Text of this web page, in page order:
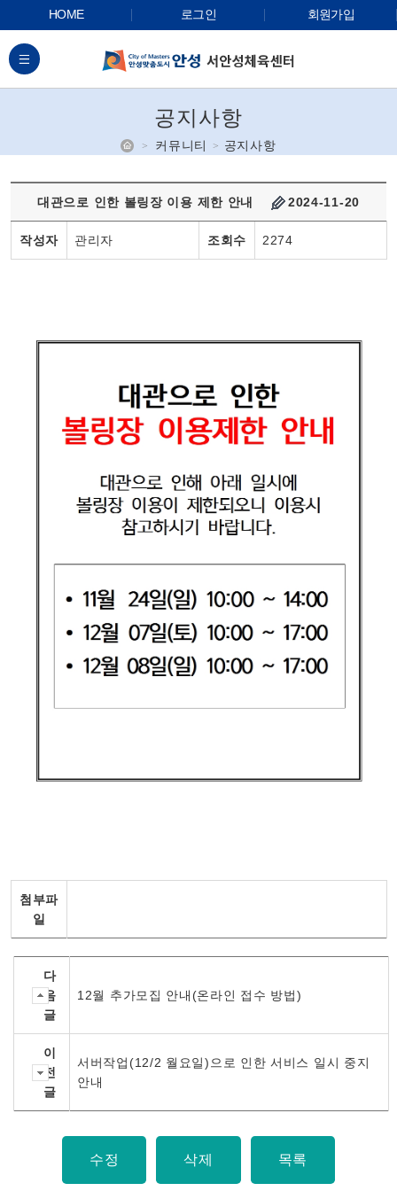
HOME 로그인 회원가입
전체메뉴
홈 커뮤니티 공지사항
공지사항
대관으로 인한 볼링장 이용 제한 안내 2024-11-20
작성자 관리자 조회수 2274
첨부파
일
다
음
글
12월 추가모집 안내(온라인 접수 방법)
이
전
글
서버작업(12/2 월요일)으로 인한 서비스 일시 중지
안내
수정 삭제 목록